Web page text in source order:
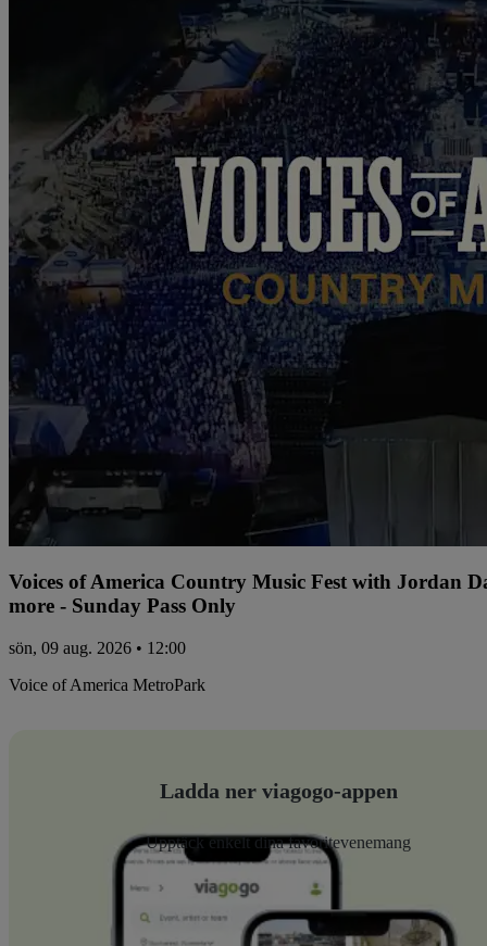
Voices of America Country Music Fest with Jordan
more - Sunday Pass Only
sön, 09 aug. 2026 • 12:00
Voice of America MetroPark
Ladda ner viagogo-appen
Upptäck enkelt dina favoritevenemang